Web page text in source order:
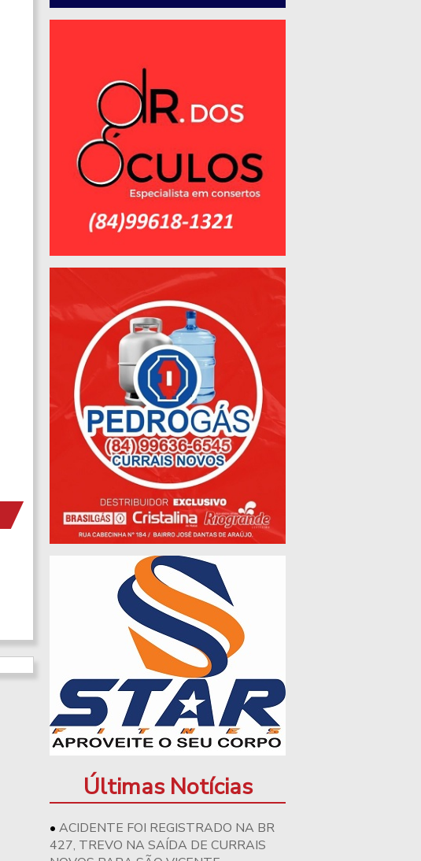
Últimas Notícias
ACIDENTE FOI REGISTRADO NA BR
427, TREVO NA SAÍDA DE CURRAIS